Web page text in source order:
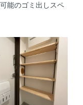
能のゴミ出しスペ